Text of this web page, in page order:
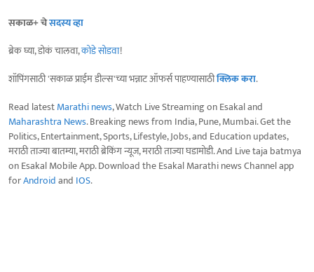
सकाळ+ चेसदस्य व्हा
ब्रेक घ्या, डोकं चालवा,कोडे सोडवा!
शॉपिंगसाठी 'सकाळ प्राईम डील्स'च्या भन्नाट ऑफर्स पाहण्यासाठीक्लिक करा.
Read latestMarathi news, Watch Live Streaming on Esakal and
Maharashtra News. Breaking news from India, Pune, Mumbai. Get the
Politics, Entertainment, Sports, Lifestyle, Jobs, and Education updates,
मराठी ताज्या बातम्या, मराठी ब्रेकिंग न्यूज, मराठी ताज्या घडामोडी. And Live taja batmya
on Esakal Mobile App. Download the Esakal Marathi news Channel app
forAndroidand IOS.